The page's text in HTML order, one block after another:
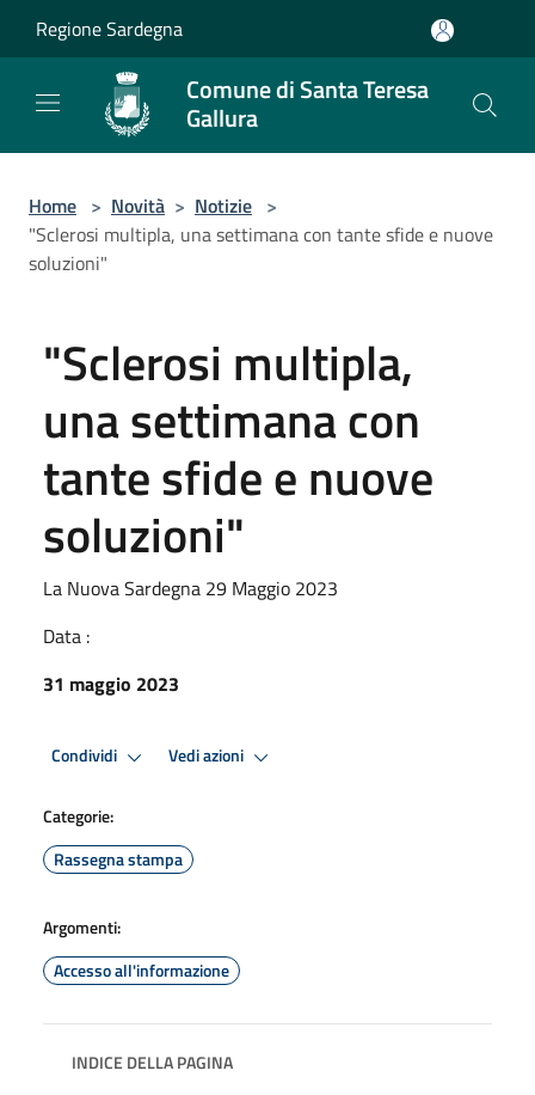
Regione Sardegna
Comune di Santa Teresa
Gallura
Home > Novità > Notizie >
"Sclerosi multipla, una settimana con tante sfide e nuove
soluzioni"
"Sclerosi multipla,
una settimana con
tante sfide e nuove
soluzioni"
La Nuova Sardegna 29 Maggio 2023
Data :
31 maggio 2023
Condividi Vedi azioni
Categorie:
Rassegna stampa
Argomenti:
Accesso all'informazione
INDICE DELLA PAGINA